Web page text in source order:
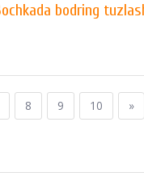
bodring
8 9 10 »